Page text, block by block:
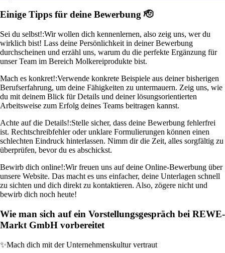
Einige Tipps für deine Bewerbung 🫡
Sei du selbst!:Wir wollen dich kennenlernen, also zeig uns, wer du
wirklich bist! Lass deine Persönlichkeit in deiner Bewerbung
durchscheinen und erzähl uns, warum du die perfekte Ergänzung für
unser Team im Bereich Molkereiprodukte bist.
Mach es konkret!:Verwende konkrete Beispiele aus deiner bisherigen
Berufserfahrung, um deine Fähigkeiten zu untermauern. Zeig uns, wie
du mit deinem Blick für Details und deiner lösungsorientierten
Arbeitsweise zum Erfolg deines Teams beitragen kannst.
Achte auf die Details!:Stelle sicher, dass deine Bewerbung fehlerfrei
ist. Rechtschreibfehler oder unklare Formulierungen können einen
schlechten Eindruck hinterlassen. Nimm dir die Zeit, alles sorgfältig zu
überprüfen, bevor du es abschickst.
Bewirb dich online!:Wir freuen uns auf deine Online-Bewerbung über
unsere Website. Das macht es uns einfacher, deine Unterlagen schnell
zu sichten und dich direkt zu kontaktieren. Also, zögere nicht und
bewirb dich noch heute!
Wie man sich auf ein Vorstellungsgespräch bei REWE-
Markt GmbH vorbereitet
✨Mach dich mit der Unternehmenskultur vertraut